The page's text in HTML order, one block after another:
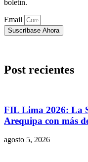
boletín.
Email
Suscríbase Ahora
Post recientes
FIL Lima 2026: La
Arequipa con más
agosto 5, 2026